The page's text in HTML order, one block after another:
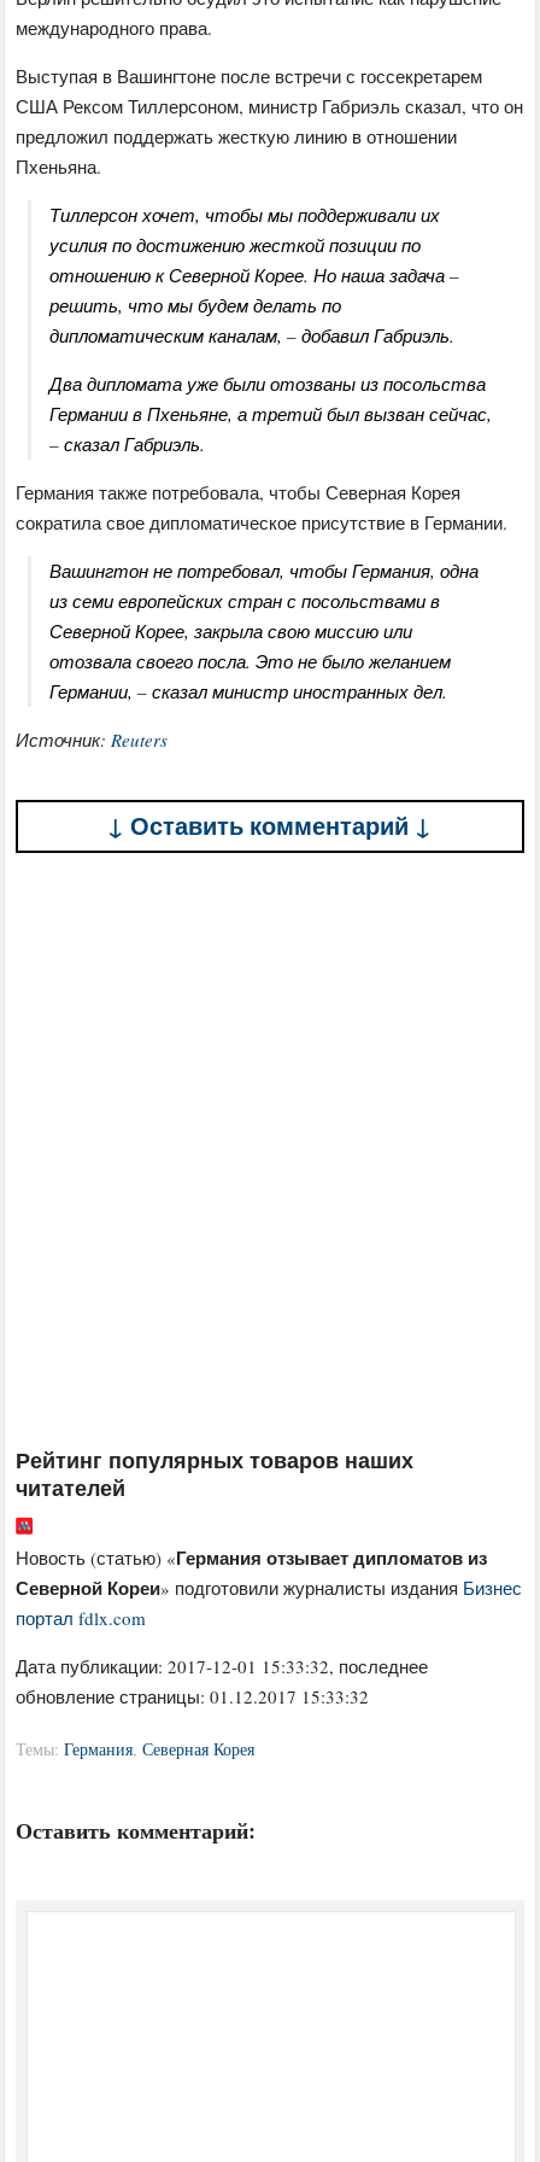
международного права.
Выступая в Вашингтоне после встречи с госсекретарем
США Рексом Тиллерсоном, министр Габриэль сказал, что он
предложил поддержать жесткую линию в отношении
Пхеньяна.
Тиллерсон хочет, чтобы мы поддерживали их
усилия по достижению жесткой позиции по
отношению к Северной Корее. Но наша задача –
решить, что мы будем делать по
дипломатическим каналам, – добавил Габриэль.
Два дипломата уже были отозваны из посольства
Германии в Пхеньяне, а третий был вызван сейчас,
– сказал Габриэль.
Германия также потребовала, чтобы Северная Корея
сократила свое дипломатическое присутствие в Германии.
Вашингтон не потребовал, чтобы Германия, одна
из семи европейских стран с посольствами в
Северной Корее, закрыла свою миссию или
отозвала своего посла. Это не было желанием
Германии, – сказал министр иностранных дел.
Источник:Reuters
↓ Оставить комментарий ↓
Рейтинг популярных товаров наших
читателей
Новость (статью) «Германия отзывает дипломатов из
Северной Кореи» подготовили журналисты издания Бизнес
портал fdlx.com
Дата публикации:2017-12-01 15:33:32, последнее
обновление страницы: 01.12.2017 15:33:32
Темы:Германия,Северная Корея
Оставить комментарий: